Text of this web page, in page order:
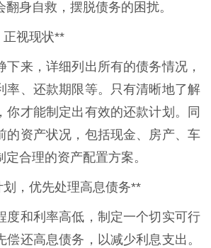
身自救，摆脱债务的困扰。
视现状**
下来，详细列出所有的债务情况，
率、还款期限等。只有清晰地了解
你才能制定出有效的还款计划。同
的资产状况，包括现金、房产、车
合理的资产配置方案。
，优先处理高息债务**
度和利率高低，制定一个切实可行
偿还高息债务，以减少利息支出。